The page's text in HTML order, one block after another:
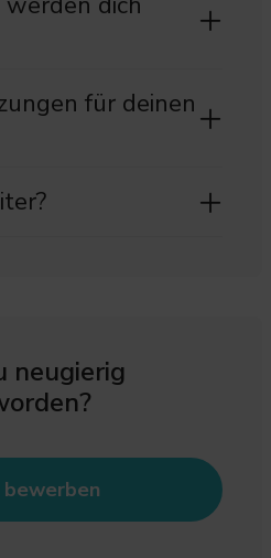
für deinen
neugierig